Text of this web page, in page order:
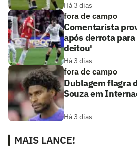
Há 3 dias
fora de campo
Comentarista
após derrota
deitou'
Há 3 dias
fora de campo
Dublagem flagra
Souza em
Há 3 dias
MAIS LANCE!